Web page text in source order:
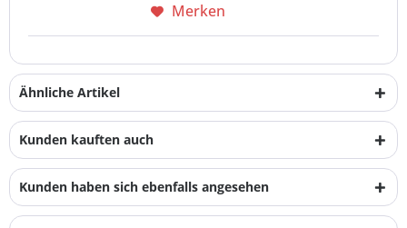
Merken
Ähnliche Artikel
Kunden kauften auch
Kunden haben sich ebenfalls angesehen